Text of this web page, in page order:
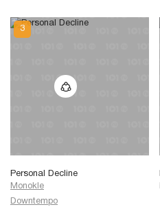
Personal Decline
Monokle
Downtempo